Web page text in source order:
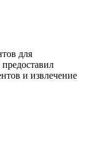
для
и извлечение